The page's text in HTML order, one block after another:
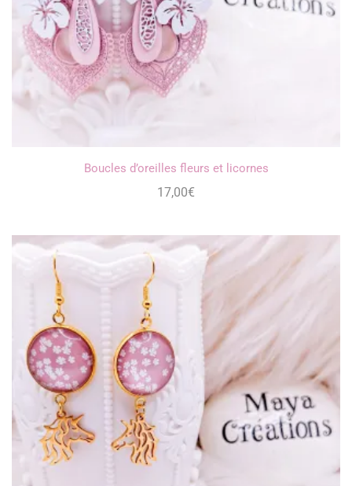
Boucles d’oreilles fleurs et licornes
17,00€